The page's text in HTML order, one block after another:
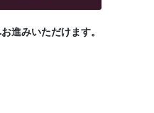
進みいただけます。